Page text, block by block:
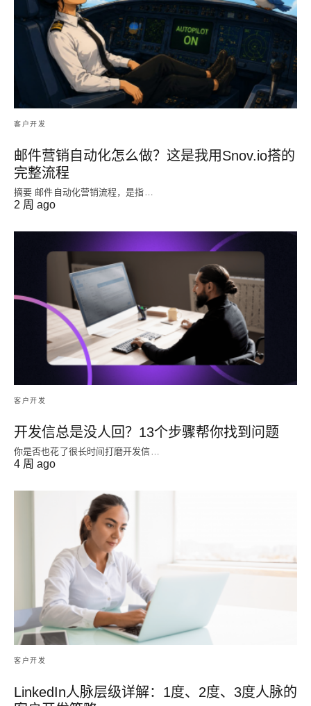
客户开发
邮件营销自动化怎么做？这是我用Snov.io搭的
完整流程
摘要 邮件自动化营销流程，是指…
2 周 ago
客户开发
开发信总是没人回？13个步骤帮你找到问题
你是否也花了很长时间打磨开发信…
4 周 ago
客户开发
LinkedIn人脉层级详解：1度、2度、3度人脉的